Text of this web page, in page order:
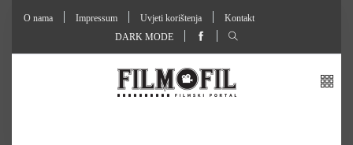
O nama Impressum Uvjeti korištenja
Kontakt
DARK MODE